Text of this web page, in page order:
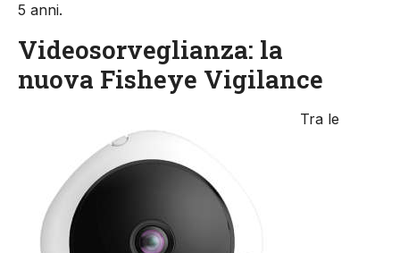
5 anni.
Videosorveglianza: la
nuova Fisheye Vigilance
Tra le